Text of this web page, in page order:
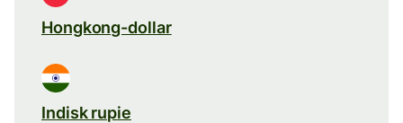
Hongkong-dollar
Indisk rupie